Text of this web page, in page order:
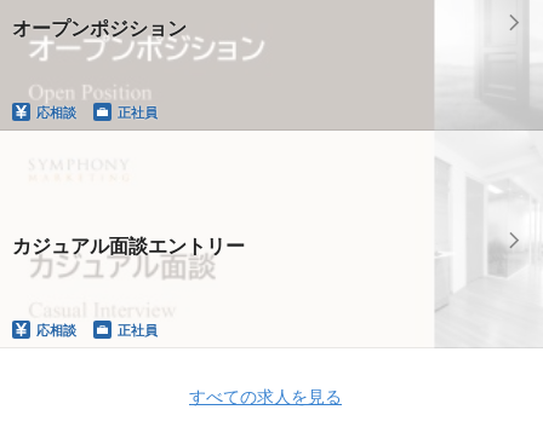
オープンポジション
応相談 正社員
カジュアル面談エントリー
応相談 正社員
すべての求人を見る